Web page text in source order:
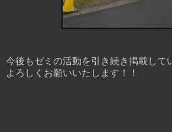
今後もゼミの活動を引き続き掲載して
よろしくお願いいたします！！